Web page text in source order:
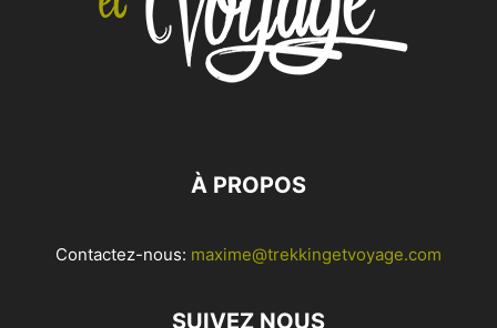
À PROPOS
Contactez-nous: maxime@trekkingetvoyage.com
SUIVEZ NOUS